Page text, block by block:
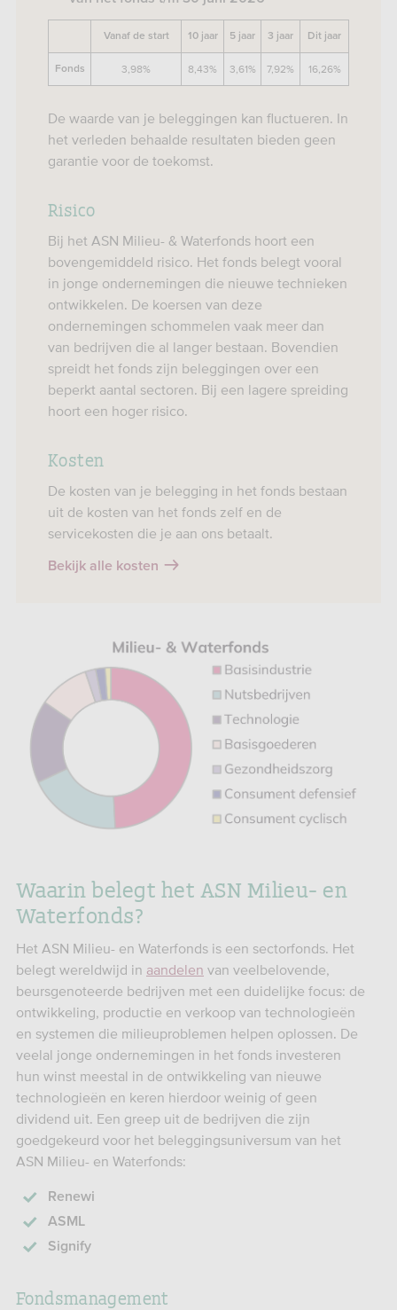
Vanaf de start 10 jaar 5 jaar 3 jaar Dit jaar
Fonds 3,98% 8,43% 3,61% 7,92% 16,26%
De waarde van je beleggingen kan fluctueren. In
het verleden behaalde resultaten bieden geen
garantie voor de toekomst.
Risico
Bij het ASN Milieu- & Waterfonds hoort een
bovengemiddeld risico. Het fonds belegt vooral
in jonge ondernemingen die nieuwe technieken
ontwikkelen. De koersen van deze
ondernemingen schommelen vaak meer dan
van bedrijven die al langer bestaan. Bovendien
spreidt het fonds zijn beleggingen over een
beperkt aantal sectoren. Bij een lagere spreiding
hoort een hoger risico.
Kosten
De kosten van je belegging in het fonds bestaan
uit de kosten van het fonds zelf en de
servicekosten die je aan ons betaalt.
Bekijk alle kosten
Waarin belegt het ASN Milieu- en
Waterfonds?
Het ASN Milieu- en Waterfonds is een sectorfonds. Het
belegt wereldwijd in aandelen van veelbelovende,
beursgenoteerde bedrijven met een duidelijke focus: de
ontwikkeling, productie en verkoop van technologieën
en systemen die milieuproblemen helpen oplossen. De
veelal jonge ondernemingen in het fonds investeren
hun winst meestal in de ontwikkeling van nieuwe
technologieën en keren hierdoor weinig of geen
dividend uit. Een greep uit de bedrijven die zijn
goedgekeurd voor het beleggingsuniversum van het
ASN Milieu- en Waterfonds:
Renewi
ASML
Signify
Fondsmanagement